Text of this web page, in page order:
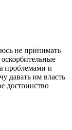
не принимать
проблемами и
давать им власть
достоинство